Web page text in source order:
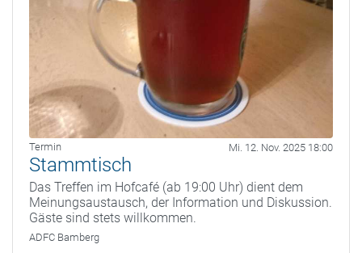
Termin Mi. 12. Nov. 2025 18:00
Stammtisch
Das Treffen im Hofcafé (ab 19:00 Uhr) dient dem
Meinungsaustausch, der Information und Diskussion.
Gäste sind stets willkommen.
ADFC Bamberg